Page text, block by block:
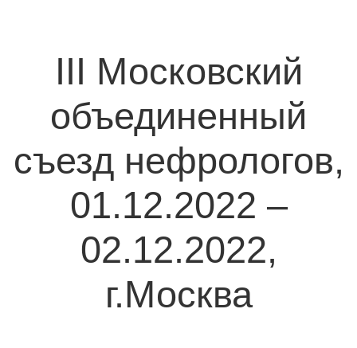
III Московский
объединенный
съезд нефрологов,
01.12.2022 –
02.12.2022,
г.Москва